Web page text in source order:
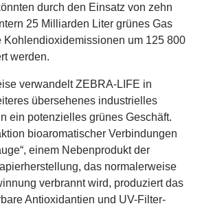
durch den Einsatz von zehn
25 Milliarden Liter grünes Gas
Kohlendioxidemissionen um 125 800
werden.
verwandeltZEBRA-LIFE in
übersehenes industrielles
ein potenzielles grünes Geschäft.
bioaromatischer Verbindungen
einem Nebenprodukt der
das normalerweise
verbrannt wird, produziert das
Antioxidantien und UV-Filter-